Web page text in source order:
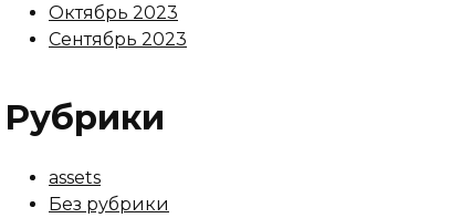
Октябрь 2023
Сентябрь 2023
Рубрики
assets
Без рубрики